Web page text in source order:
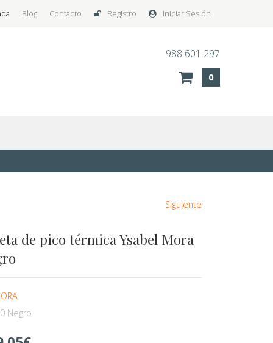
Iniciar Sesión
Registro
Blog Contacto
988 601 297
0
Siguiente
de pico térmica Ysabel Mora
Negro